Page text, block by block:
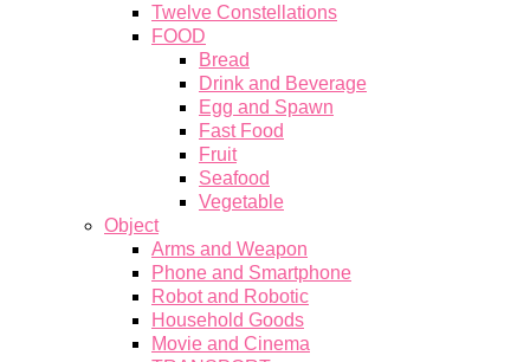
Twelve Constellations
FOOD
Bread
Drink and Beverage
Egg and Spawn
Fast Food
Fruit
Seafood
Vegetable
Object
Arms and Weapon
Phone and Smartphone
Robot and Robotic
Household Goods
Movie and Cinema